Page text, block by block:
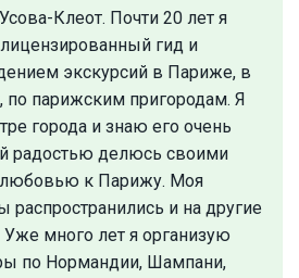
Клеот. Почти 20 лет я
гид и
экскурсий в Париже, в
по парижским пригородам. Я
города и знаю его очень
радостью делюсь своими
любовью к Парижу. Моя
распространились и на другие
много лет я организую
по Нормандии, Шампани,